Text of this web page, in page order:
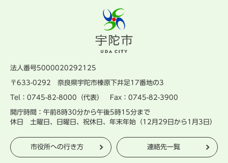
法人番号5000020292125
〒633-0292 奈良県宇陀市榛原下井足17番地の3
Tel：0745-82-8000（代表） Fax：0745-82-3900
開庁時間：午前8時30分から午後5時15分まで
休日 土曜日、日曜日、祝休日、年末年始（12月29日から1月3日）
市役所への行き方 連絡先一覧